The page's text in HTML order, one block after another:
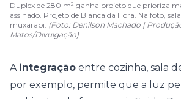
Duplex de 280 m² ganha projeto que prioriza
assinado. Projeto de Bianca da Hora. Na foto,
muxarabi. (Foto: Denilson Machado |
Matos/Divulgação)
A integração entre cozinha, sala
por exemplo, permite que a luz